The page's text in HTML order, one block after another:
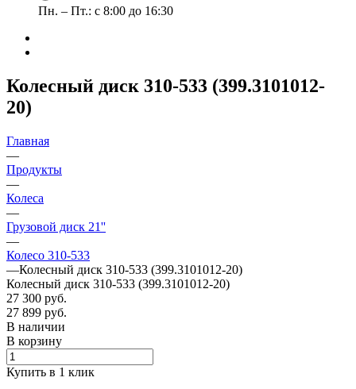
Пн. – Пт.: с 8:00 до 16:30
Колесный диск 310-533 (399.3101012-
20)
Главная
—
Продукты
—
Колеса
—
Грузовой диск 21''
—
Колесо 310-533
—Колесный диск 310-533 (399.3101012-20)
Колесный диск 310-533 (399.3101012-20)
27 300 руб.
27 899 руб.
В наличии
В корзину
Купить в 1 клик